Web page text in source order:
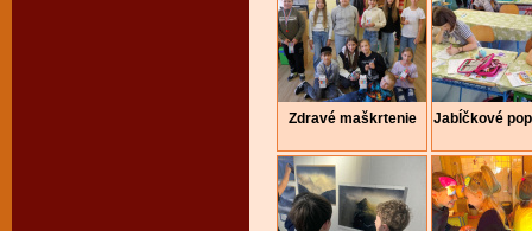
Zdravé maškrtenie Jabĺčkové